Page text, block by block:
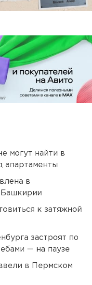
могут найти в
апартаменты
в
Башкирии
к затяжной
застроят по
— на паузе
в Пермском